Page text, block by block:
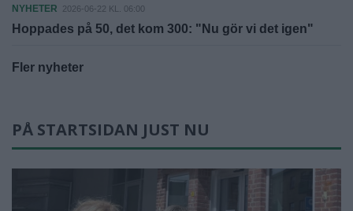
NYHETER 2026-06-22 KL. 06:00
Hoppades på 50, det kom 300: "Nu gör vi det igen"
Fler nyheter
PÅ STARTSIDAN JUST NU